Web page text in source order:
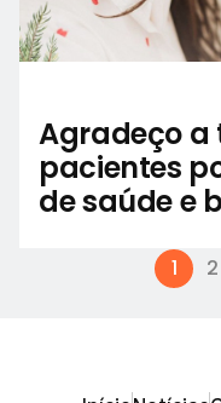
Agradeço a
pacientes
de saúde e
1 2